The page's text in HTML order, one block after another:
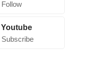
Follow
Youtube
Subscribe